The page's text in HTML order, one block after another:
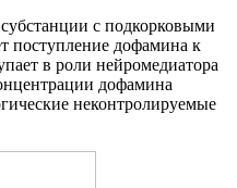
с подкорковыми
поступление дофамина к
в роли нейромедиатора
дофамина
неконтролируемые